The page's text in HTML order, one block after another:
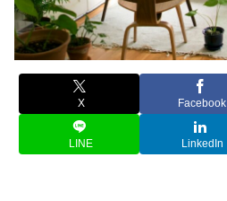
X Facebook
LINE LinkedIn